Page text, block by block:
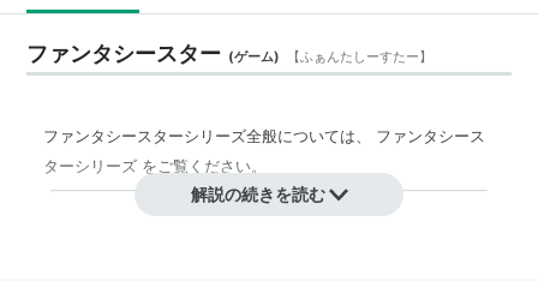
ファンタシースター (ゲーム) 【ふぁんたしーすたー】
ファンタシースターシリーズ全般については、 ファンタシース
ターシリーズをご覧ください。
解説の続きを読む